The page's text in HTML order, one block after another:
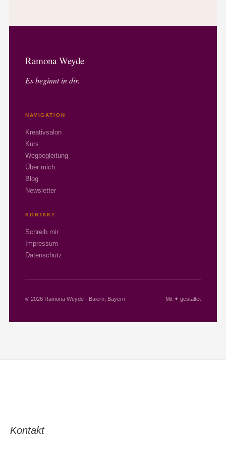
Ramona Weyde
Es beginnt in dir.
NAVIGATION
Kreativsalon
Kurs
Wegbegleitung
Über mich
Blog
Newsletter
KONTAKT
Schreib mir
Impressum
Datenschutz
© 2026 Ramona Weyde · Baiern, Bayern Mit ✦ gestaltet
Kontakt